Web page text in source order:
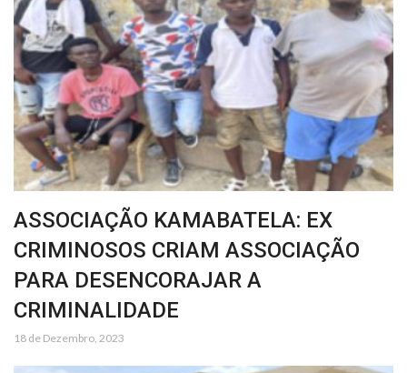
ASSOCIAÇÃO KAMABATELA: EX
CRIMINOSOS CRIAM ASSOCIAÇÃO
PARA DESENCORAJAR A
CRIMINALIDADE
18 de Dezembro, 2023